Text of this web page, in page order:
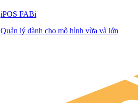
iPOS FABi
Quản lý dành cho mô hình vừa và lớn